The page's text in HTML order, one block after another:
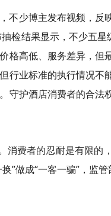
不少博主发布视频，
检结果显示，不少五星
格高低、服务差异，
行业标准的执行情况
守护酒店消费者的合
消费者的忍耐是有限
”做成“一客一骗”，监